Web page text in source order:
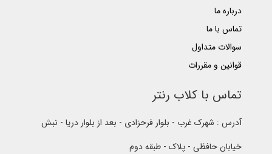
درباره ما
تماس با ما
سوالات متداول
قوانین و مقررات
تماس با کلاب رنتر
آدرس : شهرک غرب - بلوار فرحزادی - بعد از بلوار دریا - نبش
خیابان حافظی - پلاک - طبقه دوم